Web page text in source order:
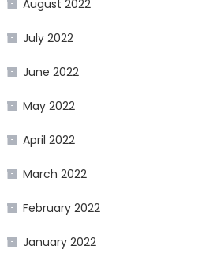
August 2022
July 2022
June 2022
May 2022
April 2022
March 2022
February 2022
January 2022